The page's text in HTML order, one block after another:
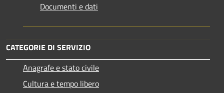
Documenti e dati
CATEGORIE DI SERVIZIO
Anagrafe e stato civile
Cultura e tempo libero